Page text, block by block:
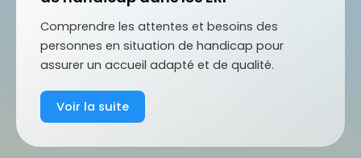
Comprendre les attentes et besoins des
personnes en situation de handicap pour
assurer un accueil adapté et de qualité.
Voir la suite